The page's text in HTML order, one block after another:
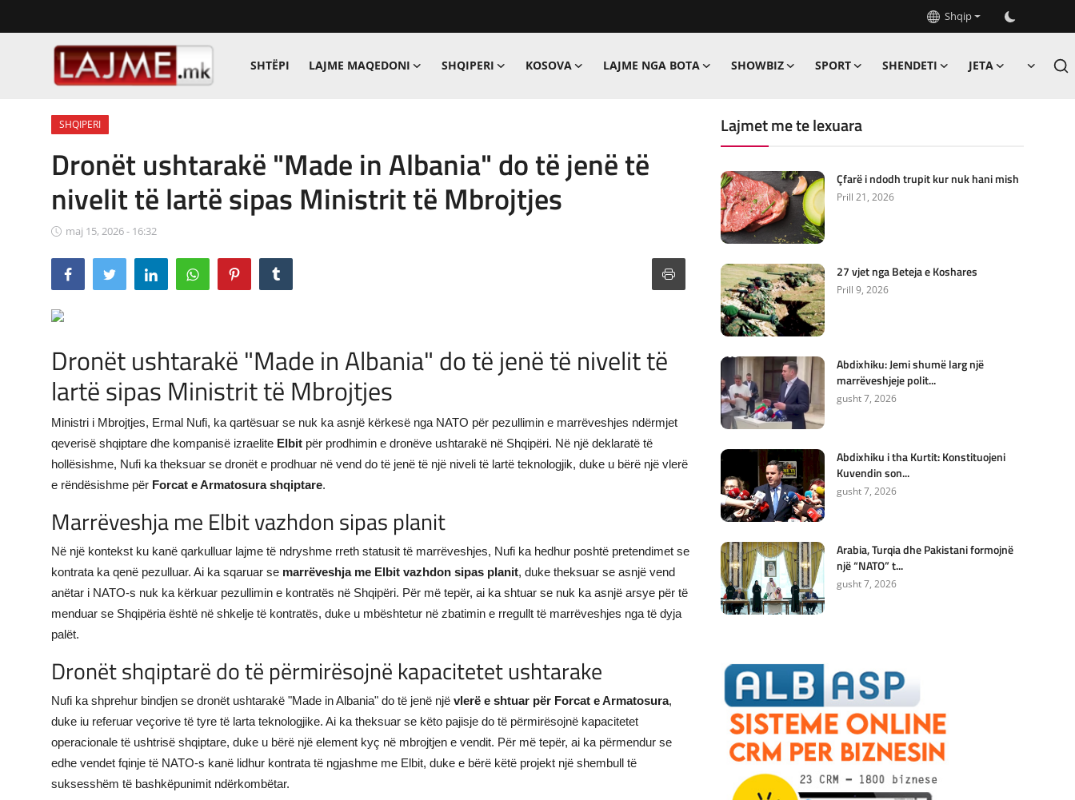
Shqip
SHTËPI LAJME MAQEDONI SHQIPERI KOSOVA LAJME NGA BOTA SHOWBIZ SPORT SHENDETI JETA
LAJME MAQEDONI
SHQIPERI
KOSOVA
LAJME NGA BOTA
SHOWBIZ
SHENDETI
Shqip
SHQIPERI
Dronët ushtarakë "Made in Albania" do të jenë të
nivelit të lartë sipas Ministrit të Mbrojtjes
maj 15, 2026 - 16:32
Dronët ushtarakë "Made in Albania" do të jenë të nivelit të
lartë sipas Ministrit të Mbrojtjes
Ministri i Mbrojtjes, Ermal Nufi, ka qartësuar se nuk ka asnjë kërkesë nga NATO për pezullimin e marrëveshjes ndërmjet
qeverisë shqiptare dhe kompanisë izraelite Elbit për prodhimin e dronëve ushtarakë në Shqipëri. Në një deklaratë të
hollësishme, Nufi ka theksuar se dronët e prodhuar në vend do të jenë të një niveli të lartë teknologjik, duke u bërë një vlerë
e rëndësishme për Forcat e Armatosura shqiptare.
Marrëveshja me Elbit vazhdon sipas planit
Në një kontekst ku kanë qarkulluar lajme të ndryshme rreth statusit të marrëveshjes, Nufi ka hedhur poshtë pretendimet se
kontrata ka qenë pezulluar. Ai ka sqaruar se marrëveshja me Elbit vazhdon sipas planit, duke theksuar se asnjë vend
anëtar i NATO-s nuk ka kërkuar pezullimin e kontratës në Shqipëri. Për më tepër, ai ka shtuar se nuk ka asnjë arsye për të
menduar se Shqipëria është në shkelje të kontratës, duke u mbështetur në zbatimin e rregullt të marrëveshjes nga të dyja
palët.
Dronët shqiptarë do të përmirësojnë kapacitetet ushtarake
Nufi ka shprehur bindjen se dronët ushtarakë "Made in Albania" do të jenë një vlerë e shtuar për Forcat e Armatosura,
duke iu referuar veçorive të tyre të larta teknologjike. Ai ka theksuar se këto pajisje do të përmirësojnë kapacitetet
operacionale të ushtrisë shqiptare, duke u bërë një element kyç në mbrojtjen e vendit. Për më tepër, ai ka përmendur se
edhe vendet fqinje të NATO-s kanë lidhur kontrata të ngjashme me Elbit, duke e bërë këtë projekt një shembull të
suksesshëm të bashkëpunimit ndërkombëtar.
Lajmet me te lexuara
Çfarë i ndodh trupit kur nuk hani mish
Prill 21, 2026
27 vjet nga Beteja e Koshares
Prill 9, 2026
Abdixhiku: Jemi shumë larg një
marrëveshjeje polit...
gusht 7, 2026
Abdixhiku i tha Kurtit: Konstituojeni
Kuvendin son...
gusht 7, 2026
Arabia, Turqia dhe Pakistani formojnë
një “NATO” t...
gusht 7, 2026